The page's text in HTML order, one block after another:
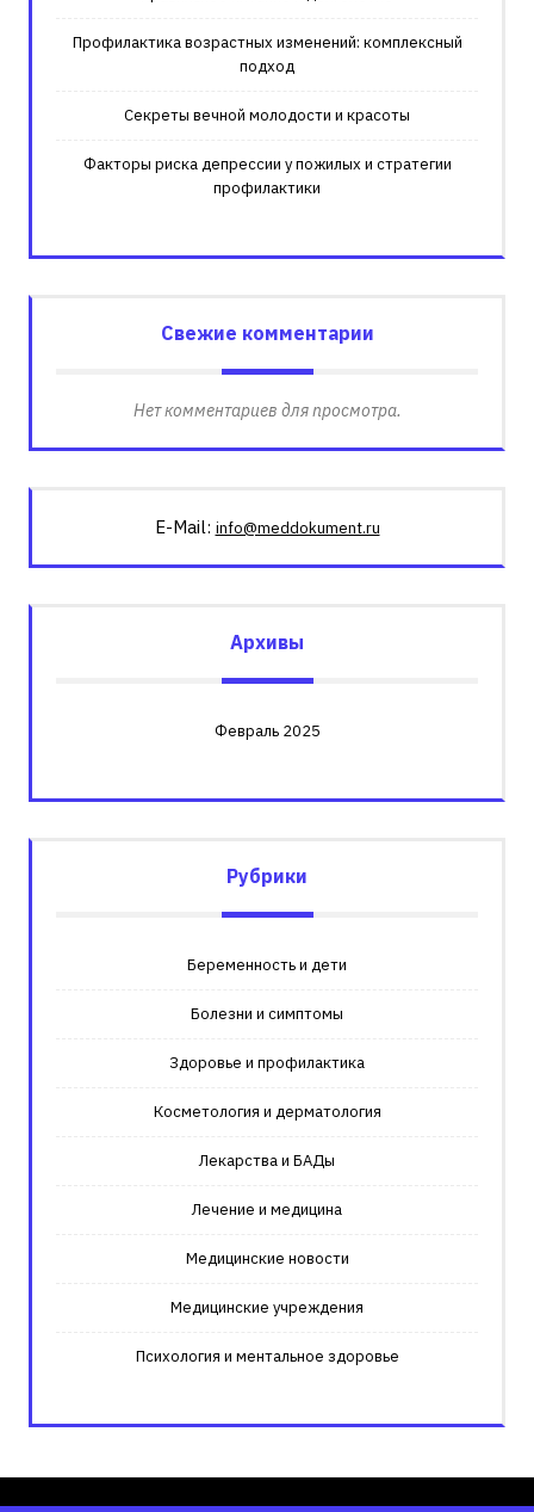
Профилактика возрастных изменений: комплексный
подход
Секреты вечной молодости и красоты
Факторы риска депрессии у пожилых и стратегии
профилактики
Свежие комментарии
Нет комментариев для просмотра.
E-Mail: info@meddokument.ru
Архивы
Февраль 2025
Рубрики
Беременность и дети
Болезни и симптомы
Здоровье и профилактика
Косметология и дерматология
Лекарства и БАДы
Лечение и медицина
Медицинские новости
Медицинские учреждения
Психология и ментальное здоровье